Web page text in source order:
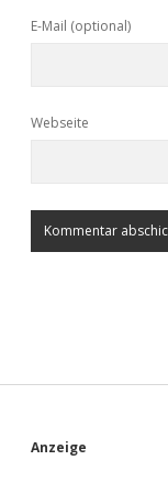
E-Mail (optional)
Webseite
S
Anzeige